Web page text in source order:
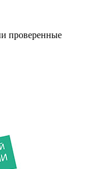
проверенные